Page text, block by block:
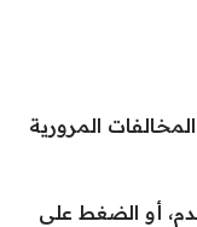
المرورية
أو الضغط على